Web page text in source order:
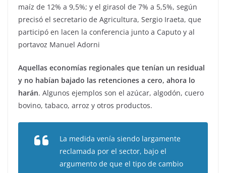
maíz de 12% a 9,5%; y el girasol de 7% a 5,5%, según
precisó el secretario de Agricultura, Sergio Iraeta, que
participó en lacen la conferencia junto a Caputo y al
portavoz Manuel Adorni
Aquellas economías regionales que tenían un residual
y no habían bajado las retenciones a cero, ahora lo
harán. Algunos ejemplos son el azúcar, algodón, cuero
bovino, tabaco, arroz y otros productos.
La medida venía siendo largamente
reclamada por el sector, bajo el
argumento de que el tipo de cambio